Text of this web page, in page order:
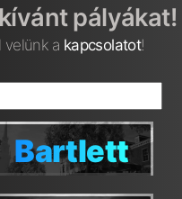
pályákat!
velünk a kapcsolatot!
Bartlett
Bartlett